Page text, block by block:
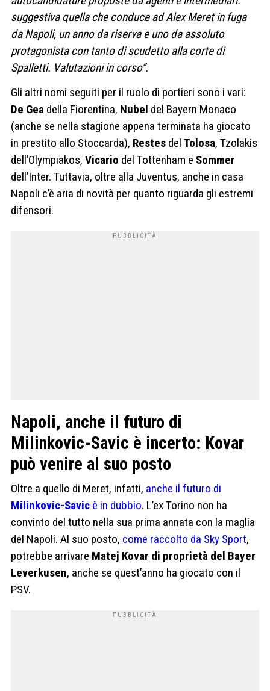
suggestiva quella che conduce ad Alex Meret in fuga
da Napoli, un anno da riserva e uno da assoluto
protagonista con tanto di scudetto alla corte di
Spalletti. Valutazioni in corso”.
Gli altri nomi seguiti per il ruolo di portieri sono i vari:
De Gea della Fiorentina, Nubel del Bayern Monaco
(anche se nella stagione appena terminata ha giocato
in prestito allo Stoccarda), Restes del Tolosa, Tzolakis
dell’Olympiakos, Vicario del Tottenham e Sommer
dell’Inter. Tuttavia, oltre alla Juventus, anche in casa
Napoli c’è aria di novità per quanto riguarda gli estremi
difensori.
Napoli, anche il futuro di
Milinkovic-Savic è incerto: Kovar
può venire al suo posto
Oltre a quello di Meret, infatti, anche il futuro di
Milinkovic-Savic è in dubbio. L’ex Torino non ha
convinto del tutto nella sua prima annata con la maglia
del Napoli. Al suo posto, come raccolto da Sky Sport,
potrebbe arrivare Matej Kovar di proprietà del Bayer
Leverkusen, anche se quest’anno ha giocato con il
PSV.